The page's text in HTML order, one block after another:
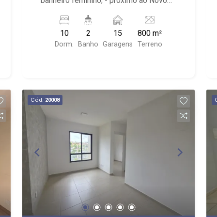
10
Dorm.
2
Banho
15
Garagens
800 m²
Terreno
Cód. 20008